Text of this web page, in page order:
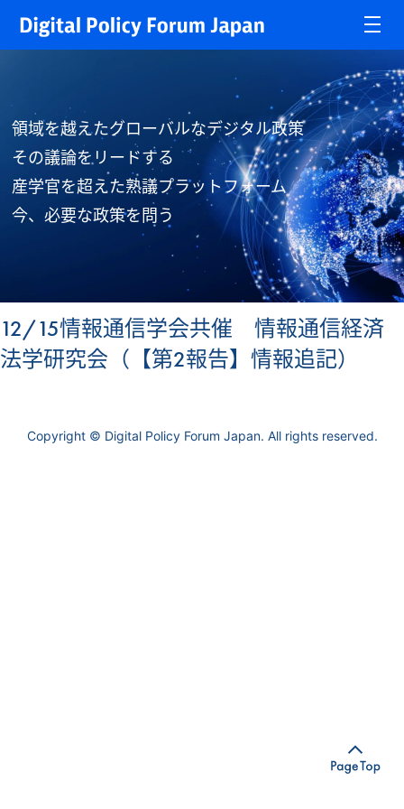
領域を越えたグローバルなデジタル政策
その議論をリードする
産学官を超えた熟議プラットフォーム
今、必要な政策を問う
12/15情報通信学会共催 情報通信経済
法学研究会（【第2報告】情報追記）
Copyright © Digital Policy Forum Japan. All rights reserved.